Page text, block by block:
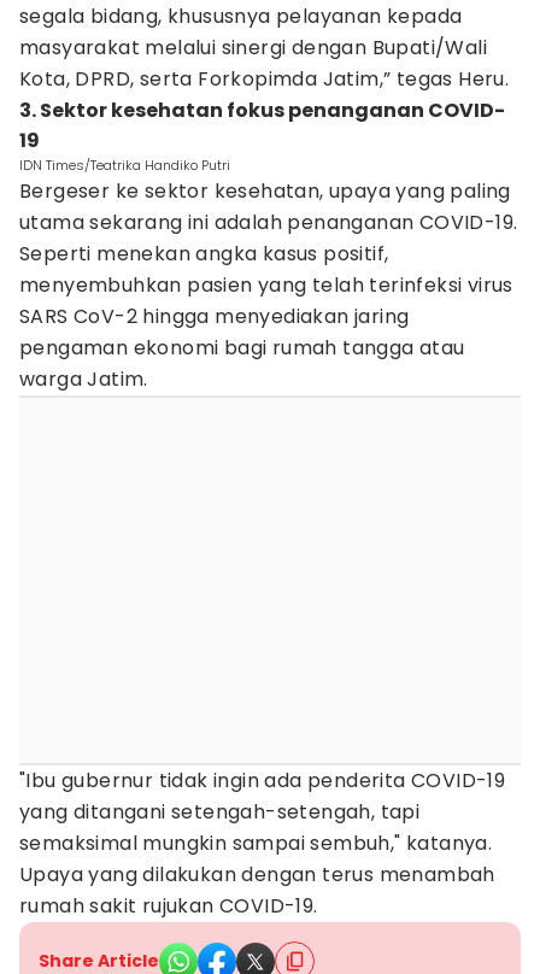
segala bidang, khususnya pelayanan kepada
masyarakat melalui sinergi dengan Bupati/Wali
Kota, DPRD, serta Forkopimda Jatim,” tegas Heru.
3. Sektor kesehatan fokus penanganan COVID-
19
IDN Times/Teatrika Handiko Putri
Bergeser ke sektor kesehatan, upaya yang paling
utama sekarang ini adalah penanganan COVID-19.
Seperti menekan angka kasus positif,
menyembuhkan pasien yang telah terinfeksi virus
SARS CoV-2 hingga menyediakan jaring
pengaman ekonomi bagi rumah tangga atau
warga Jatim.
"Ibu gubernur tidak ingin ada penderita COVID-19
yang ditangani setengah-setengah, tapi
semaksimal mungkin sampai sembuh," katanya.
Upaya yang dilakukan dengan terus menambah
rumah sakit rujukan COVID-19.
Share Article